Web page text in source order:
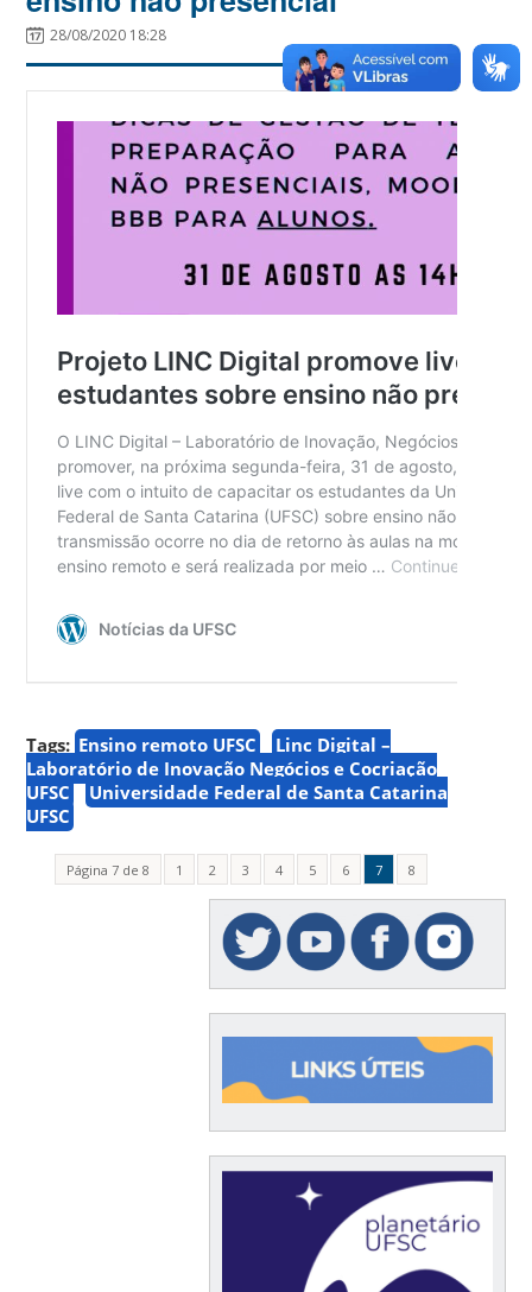
28/08/2020 18:28
Tags: Ensino remoto UFSC
Linc Digital –
Laboratório de Inovação Negócios e Cocriação
UFSC
Universidade Federal de Santa Catarina
UFSC
Página 7 de 8 1 2 3 4 5 6 7 8